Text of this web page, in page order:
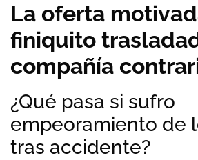
La oferta
finiquito
compañía
¿Qué pasa si sufro
empeoramiento de
tras accidente?